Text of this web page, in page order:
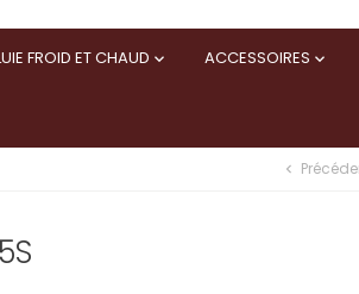
FROID ET CHAUD  ACCESSOIRES 
chevron_left